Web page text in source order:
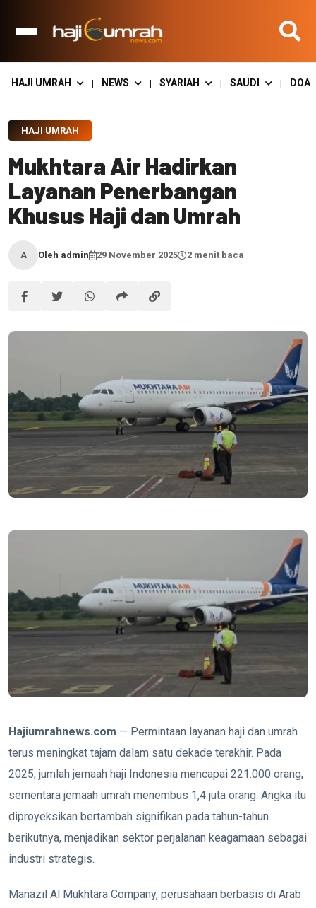
HAJI UMRAH | NEWS | SYARIAH | SAUDI | DOA
HAJI UMRAH
Mukhtara Air Hadirkan
Layanan Penerbangan
Khusus Haji dan Umrah
A Oleh admin 29 November 2025 2 menit baca
Hajiumrahnews.com — Permintaan layanan haji dan umrah
terus meningkat tajam dalam satu dekade terakhir. Pada
2025, jumlah jemaah haji Indonesia mencapai 221.000 orang,
sementara jemaah umrah menembus 1,4 juta orang. Angka itu
diproyeksikan bertambah signifikan pada tahun-tahun
berikutnya, menjadikan sektor perjalanan keagamaan sebagai
industri strategis.
Manazil Al Mukhtara Company, perusahaan berbasis di Arab